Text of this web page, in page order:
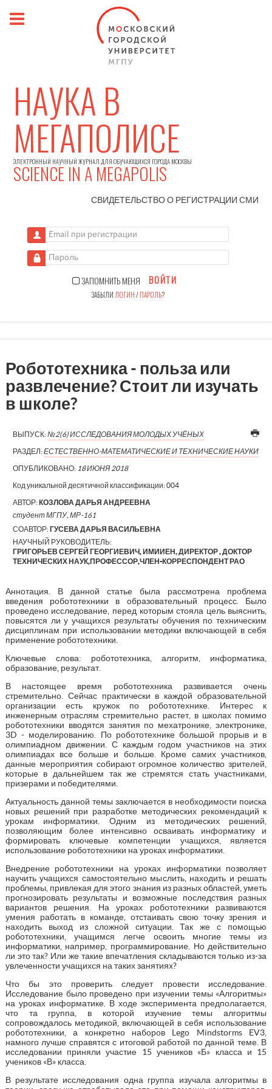
НАУКА В
МЕГАПОЛИСЕ
ЭЛЕКТРОННЫЙ НАУЧНЫЙ ЖУРНАЛ ДЛЯ ОБУЧАЮЩИХСЯ ГОРОДА МОСКВЫ
SCIENCE IN A MEGAPOLIS
СВИДЕТЕЛЬСТВО О РЕГИСТРАЦИИСМИ
Email при регистрации
Пароль
ЗАПОМНИТЬ МЕНЯ ВОЙТИ
ЗАБЫЛИ ЛОГИН/ПАРОЛЬ?
Робототехника - польза или
развлечение? Стоит ли изучать
в школе?
ВЫПУСК:№2(6) ИССЛЕДОВАНИЯ МОЛОДЫХ УЧЁНЫХ
РАЗДЕЛ:ЕСТЕСТВЕННО-МАТЕМАТИЧЕСКИЕ И ТЕХНИЧЕСКИЕ НАУКИ
ОПУБЛИКОВАНО: 18 ИЮНЯ 2018
Код уникальной десятичной классификации:004
АВТОР:КОЗЛОВА ДАРЬЯ АНДРЕЕВНА
студент МГПУ, МР-161
СОАВТОР:ГУСЕВА ДАРЬЯ ВАСИЛЬЕВНА
НАУЧНЫЙ РУКОВОДИТЕЛЬ:
ГРИГОРЬЕВ СЕРГЕЙ ГЕОРГИЕВИЧ, ИМИИЕН, ДИРЕКТОР , ДОКТОР
ТЕХНИЧЕСКИХ НАУК,ПРОФЕССОР,ЧЛЕН-КОРРЕСПОНДЕНТ РАО
Аннотация. В данной статье была рассмотрена проблема
введения робототехники в образовательный процесс. Было
проведено исследование, перед которым стояла цель выяснить,
повысятся ли у учащихся результаты обучения по техническим
дисциплинам при использовании методики включающей в себя
применение робототехники.
Ключевые слова: робототехника, алгоритм, информатика,
образование, результат.
В настоящее время робототехника развивается очень
стремительно. Сейчас практически в каждой образовательной
организации есть кружок по робототехнике. Интерес к
инженерным отраслям стремительно растет, в школах помимо
робототехники вводятся занятия по мехатронике, электронике,
3D - моделированию. По робототехнике большой прорыв и в
олимпиадном движении. С каждым годом участников на этих
олимпиадах все больше и больше. Кроме самих участников,
данные мероприятия собирают огромное количество зрителей,
которые в дальнейшем так же стремятся стать участниками,
призерами и победителями.
Актуальность данной темы заключается в необходимости поиска
новых решений при разработке методических рекомендаций к
урокам информатики. Одним из методических решений,
позволяющим более интенсивно осваивать информатику и
формировать ключевые компетенции учащихся, является
использование робототехники на уроках информатики.
Внедрение робототехники на уроках информатики позволяет
научить учащихся самостоятельно мыслить, находить и решать
проблемы, привлекая для этого знания из разных областей, уметь
прогнозировать результаты и возможные последствия разных
вариантов решения. На уроках робототехники развиваются
умения работать в команде, отстаивать свою точку зрения и
находить выход из сложной ситуации. Так же с помощью
робототехники, учащимся легче освоить многие темы из
информатики, например, программирование. Но действительно
ли это так? Или же такие впечатления складываются только из-за
увлеченности учащихся на таких занятиях?
Что бы это проверить следует провести исследование.
Исследование было проведено при изучении темы «Алгоритмы»
на уроках информатике. В ходе эксперимента предполагается,
что та группа, в которой изучение темы алгоритмы
сопровождалось методикой, включающей в себя использование
робототехники, а конкретно наборов Lego Mindstorms EV3,
намного лучше справятся с итоговой работой по данной теме. В
исследовании приняли участие 15 учеников «Б» класса и 15
учеников «В» класса.
В результате исследования одна группа изучала алгоритмы в